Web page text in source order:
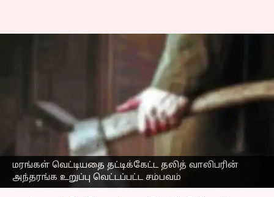
மரங்கள் வெட்டியதை தட்டிக்கேட்ட தலித் வாலிபரின்
அந்தரங்க உறுப்பு வெட்டப்பட்ட சம்பவம்
மரங்கள் வெட்டியதை
தட்டிக்கேட்ட தலித்
வாலிபரின் அந்தரங்க
உறுப்பு வெட்டப்பட்ட
சம்பவம்
Nivetha P Jun 19, 2023
செய்தி முன்னோட்டம்